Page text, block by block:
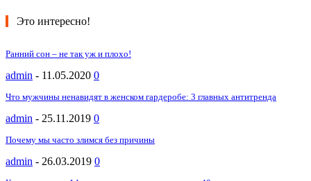
Это интересно!
Ранний сон – не так уж и плохо!
admin - 11.05.2020 0
Что мужчины ненавидят в женском гардеробе: 3 главных антитренда
admin - 25.11.2019 0
Почему мы часто злимся без причины
admin - 26.03.2019 0